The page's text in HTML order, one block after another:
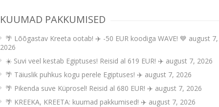
KUUMAD PAKKUMISED
🌴 Lõõgastav Kreeta ootab! ✈️ -50 EUR koodiga WAVE! 💙 august 7,
2026
☀️ Suvi veel kestab Egiptuses! Reisid al 619 EUR! ✈️ august 7, 2026
🌴 Täiuslik puhkus kogu perele Egiptuses! ✈️ august 7, 2026
🌴 Pikenda suve Küprosel! Reisid al 680 EUR! ✈️ august 7, 2026
🌴 KREEKA, KREETA: kuumad pakkumised! ✈️ august 7, 2026